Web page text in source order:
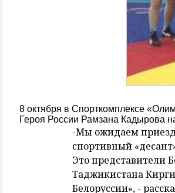
8 октября в Спорткомплексе
Героя России Рамзана Кадырова
-Мы ожидаем
спортивный
Это представители
Таджикистана
Белоруссии», -